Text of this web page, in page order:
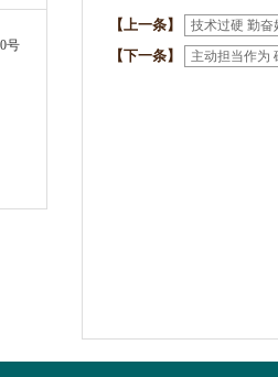
号
【上一条】 技术过硬 勤奋
【下一条】 主动担当作为